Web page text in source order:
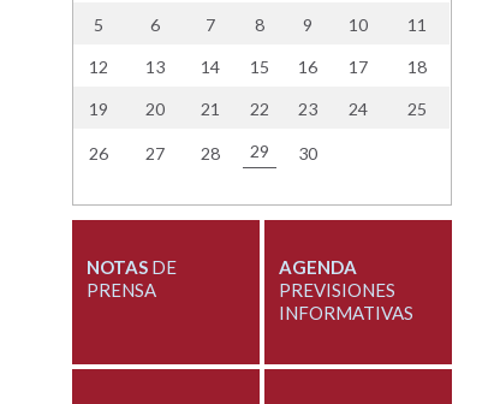
5 6 7 8 9 10 11
12 13 14 15 16 17 18
19 20 21 22 23 24 25
26 27 28 29 30
NOTASDE
PRENSA
AGENDA
PREVISIONES
INFORMATIVAS